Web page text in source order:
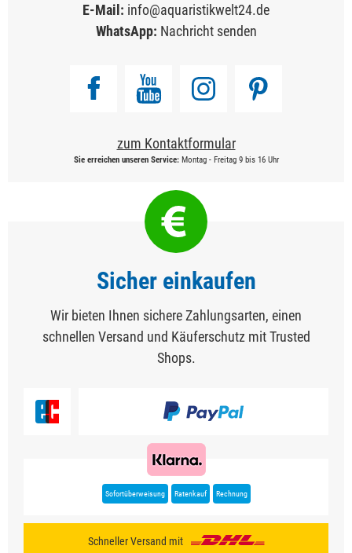
E-Mail: info@aquaristikwelt24.de
WhatsApp: Nachricht senden
zum Kontaktformular
Sie erreichen unseren Service:Montag - Freitag 9 bis 16 Uhr
Sicher einkaufen
Wir bieten Ihnen sichere Zahlungsarten, einen
schnellen Versand und Käuferschutz mit Trusted
Shops.
Sofortüberweisung Ratenkauf Rechnung
Schneller Versand mit